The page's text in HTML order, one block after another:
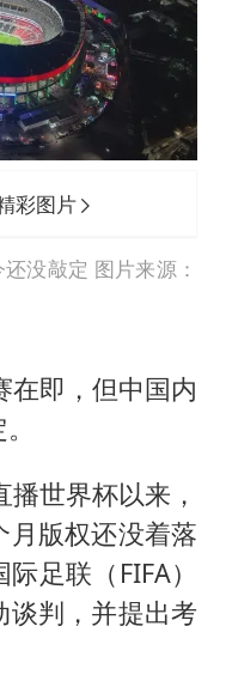
38岁演员求职万岁山NPC成功
国乒男单横滨冠军赛全军覆没
歌手2026》歌王
彩图片
没敲定 图片来源：
在即，但中国内
世界杯以来，
月版权还没着落
足联（FIFA）
谈判，并提出考